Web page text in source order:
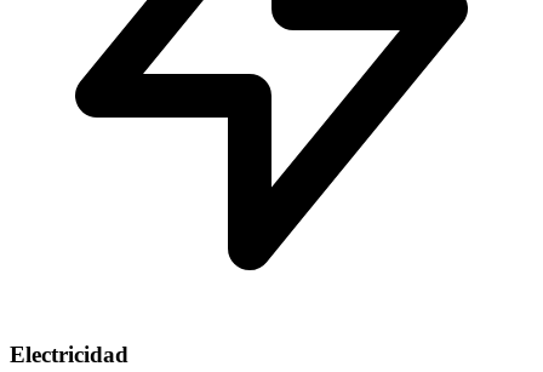
Electricidad